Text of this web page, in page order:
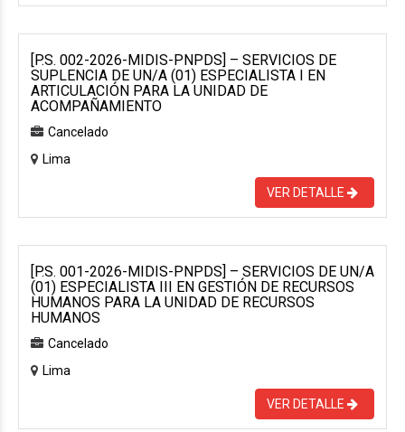
[P.S. 002-2026-MIDIS-PNPDS] – SERVICIOS DE
SUPLENCIA DE UN/A (01) ESPECIALISTA I EN
ARTICULACIÓN PARA LA UNIDAD DE
ACOMPAÑAMIENTO
Cancelado
Lima
VER DETALLE
[P.S. 001-2026-MIDIS-PNPDS] – SERVICIOS DE UN/A
(01) ESPECIALISTA III EN GESTIÓN DE RECURSOS
HUMANOS PARA LA UNIDAD DE RECURSOS
HUMANOS
Cancelado
Lima
VER DETALLE